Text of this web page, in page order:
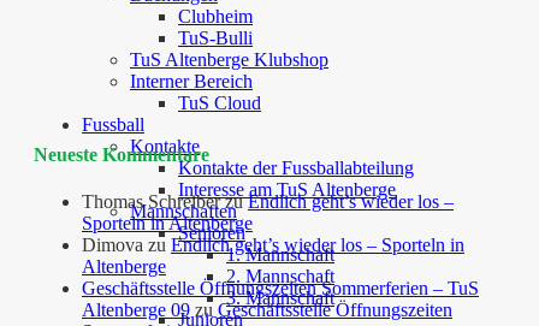
Clubheim
TuS-Bulli
TuS Altenberge Klubshop
Interner Bereich
TuS Cloud
Fussball
Kontakte
Kontakte der Fussballabteilung
Interesse am TuS Altenberge
Mannschaften
Senioren
1. Mannschaft
2. Mannschaft
3. Mannschaft
Junioren
Neueste Kommentare
Thomas SchreiberzuEndlich geht’s wieder los –
Sporteln in Altenberge
Dimova zu Endlich geht’s wieder los – Sporteln in
Altenberge
Geschäftsstelle Öffnungszeiten Sommerferien – TuS
Altenberge 09 zu Geschäftsstelle Öffnungszeiten